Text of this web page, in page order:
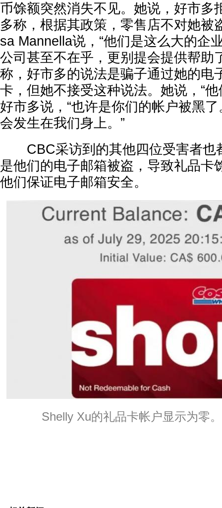
币馀额突然消失不见。她说，好市多
多称，根据其政策，零售店不对她被
sa Mannella说，“他们是这么大的企
公司甚至不在乎，更别提会提供帮助
称，好市多的说法是骗子通过她的电
卡，但她不接受这种说法。她说，“
好市多说，“也许是你们的帐户被黑了
会发生在我们身上。”
CBC采访到的其他四位受害者也
是他们的电子邮箱被盗，导致礼品卡
他们保证电子邮箱安全。
Shelly Xu的礼品卡帐户显示为零